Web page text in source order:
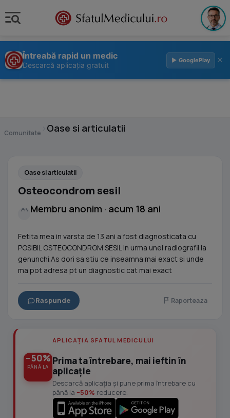
Întreabă rapid un medic
Descarcă aplicația gratuit
▶ GooglePlay ×
Comunitate Oase si articulatii
Oase si articulatii
Osteocondrom sesil
Membru anonim · acum 18 ani
Fetita mea in varsta de 13 ani a fost diagnosticata cu
POSIBIL OSTEOCONDROM SESIL in urma unei radiografii la
genunchi.As dori sa stiu ce inseamna mai exact si unde
ma pot adresa pt un diagnostic cat mai exact
Raspunde Raporteaza
−50%
PÂNĂ LA
APLICAȚIA SFATUL MEDICULUI
Prima ta întrebare, mai ieftin în
aplicație
Descarcă aplicația și pune prima întrebare cu
până la −50% reducere.